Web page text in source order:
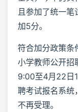
且参加了统一
加5分。
符合加分政策条
小学教师公开招
9:00至4月22日
聘考试报名系统
不再受理。